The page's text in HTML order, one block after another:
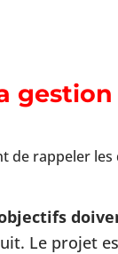
de rappeler
Le projet